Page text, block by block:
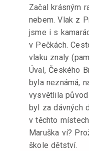
Začal krásným
nebem. Vlak z
jsme i s
v Pečkách.
vlaku znaly
Úval, Českého
byla neznámá,
vysvětlila
byl za dávných
v těchto
Maruška ví?
škole dětství.